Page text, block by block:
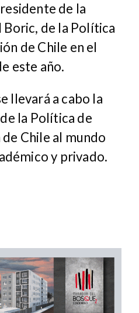
de la
Boric, de la Política
de Chile en el
este año.
llevará a cabo la
la Política de
Chile al mundo
y privado.